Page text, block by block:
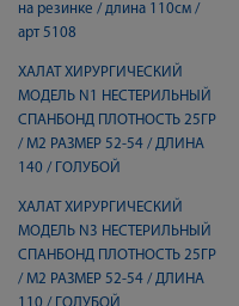
на резинке / длина 110см /
арт 5108
ХАЛАТ ХИРУРГИЧЕСКИЙ
МОДЕЛЬ N1 НЕСТЕРИЛЬНЫЙ
СПАНБОНД ПЛОТНОСТЬ 25ГР
/ М2 РАЗМЕР 52-54 / ДЛИНА
140 / ГОЛУБОЙ
ХАЛАТ ХИРУРГИЧЕСКИЙ
МОДЕЛЬ N3 НЕСТЕРИЛЬНЫЙ
СПАНБОНД ПЛОТНОСТЬ 25ГР
/ М2 РАЗМЕР 52-54 / ДЛИНА